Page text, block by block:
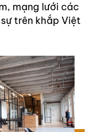
mạng lưới các
trên khắp Việt